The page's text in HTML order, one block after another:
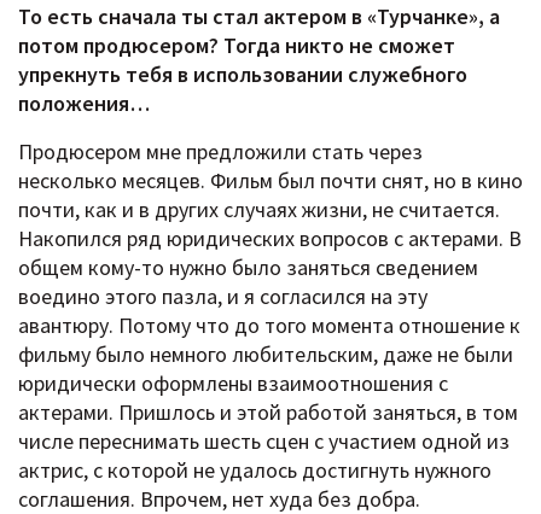
То есть сначала ты стал актером в «Турчанке», а
потом продюсером? Тогда никто не сможет
упрекнуть тебя в использовании служебного
положения…
Продюсером мне предложили стать через
несколько месяцев. Фильм был почти снят, но в кино
почти, как и в других случаях жизни, не считается.
Накопился ряд юридических вопросов с актерами. В
общем кому-то нужно было заняться сведением
воедино этого пазла, и я согласился на эту
авантюру. Потому что до того момента отношение к
фильму было немного любительским, даже не были
юридически оформлены взаимоотношения с
актерами. Пришлось и этой работой заняться, в том
числе переснимать шесть сцен с участием одной из
актрис, с которой не удалось достигнуть нужного
соглашения. Впрочем, нет худа без добра.